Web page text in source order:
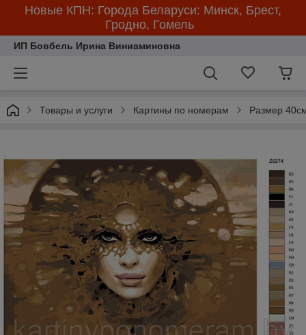
Новые КПН: Города Беларуси: Минск, Брест,
Гродно, Гомель
ИП Бовбель Ирина Виниаминовна
Товары и услуги Картины по номерам Размер